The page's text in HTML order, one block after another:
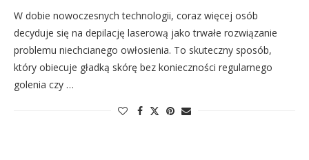
W dobie nowoczesnych technologii, coraz więcej osób
decyduje się na depilację laserową jako trwałe rozwiązanie
problemu niechcianego owłosienia. To skuteczny sposób,
który obiecuje gładką skórę bez konieczności regularnego
golenia czy …